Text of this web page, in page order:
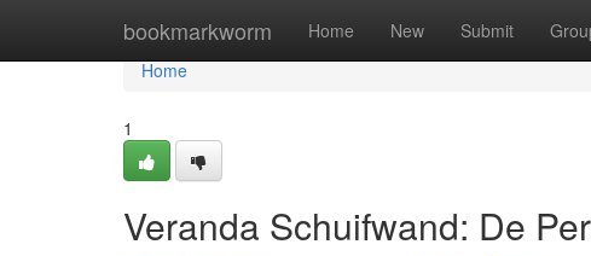
bookmarkworm Home New Submit
Home
Home
1
Veranda Schuifwand: De